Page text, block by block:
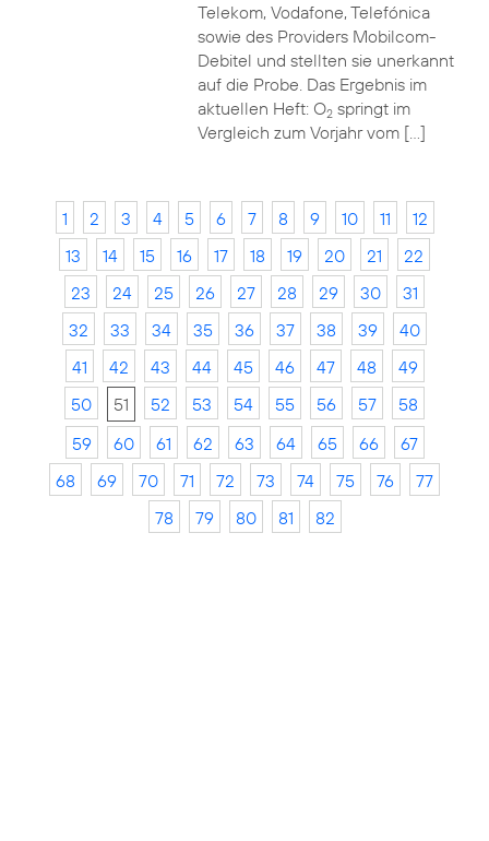
Telekom, Vodafone, Telefónica
sowie des Providers Mobilcom-
Debitel und stellten sie unerkannt
auf die Probe. Das Ergebnis im
aktuellen Heft: O2springt im
Vergleich zum Vorjahr vom […]
1 2 3 4 5 6 7 8 9 10 11
12
13
14 15 16 17 18 19 20 21
22
23
24 25 26 27 28 29 30
31
32
33 34 35 36 37 38 39
40
41
42 43 44 45 46 47 48
49
50
51 52 53 54 55 56 57
58
59
60 61 62 63 64 65 66
67
68
69 70 71 72 73 74 75 76
77
78
79 80 81 82